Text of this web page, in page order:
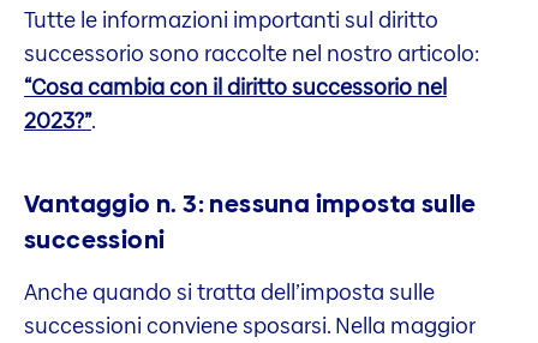
Tutte le informazioni importanti sul diritto
successorio sono raccolte nel nostro articolo:
“Cosa cambia con il diritto successorio nel
2023?”.
Vantaggio n. 3: nessuna imposta sulle
successioni
Anche quando si tratta dell’imposta sulle
successioni conviene sposarsi. Nella maggior